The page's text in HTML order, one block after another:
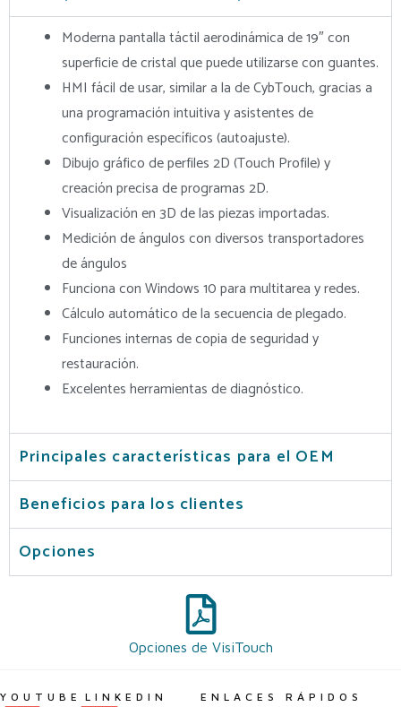
Moderna pantalla táctil aerodinámica de 19″ con
superficie de cristal que puede utilizarse con guantes.
HMI fácil de usar, similar a la de CybTouch, gracias a
una programación intuitiva y asistentes de
configuración específicos (autoajuste).
Dibujo gráfico de perfiles 2D (Touch Profile) y
creación precisa de programas 2D.
Visualización en 3D de las piezas importadas.
Medición de ángulos con diversos transportadores
de ángulos
Funciona con Windows 10 para multitarea y redes.
Cálculo automático de la secuencia de plegado.
Funciones internas de copia de seguridad y
restauración.
Excelentes herramientas de diagnóstico.
Principales características para el OEM
Beneficios para los clientes
Opciones
Opciones de VisiTouch
ENLACES RÁPIDOS
YOUTUBE LINKEDIN